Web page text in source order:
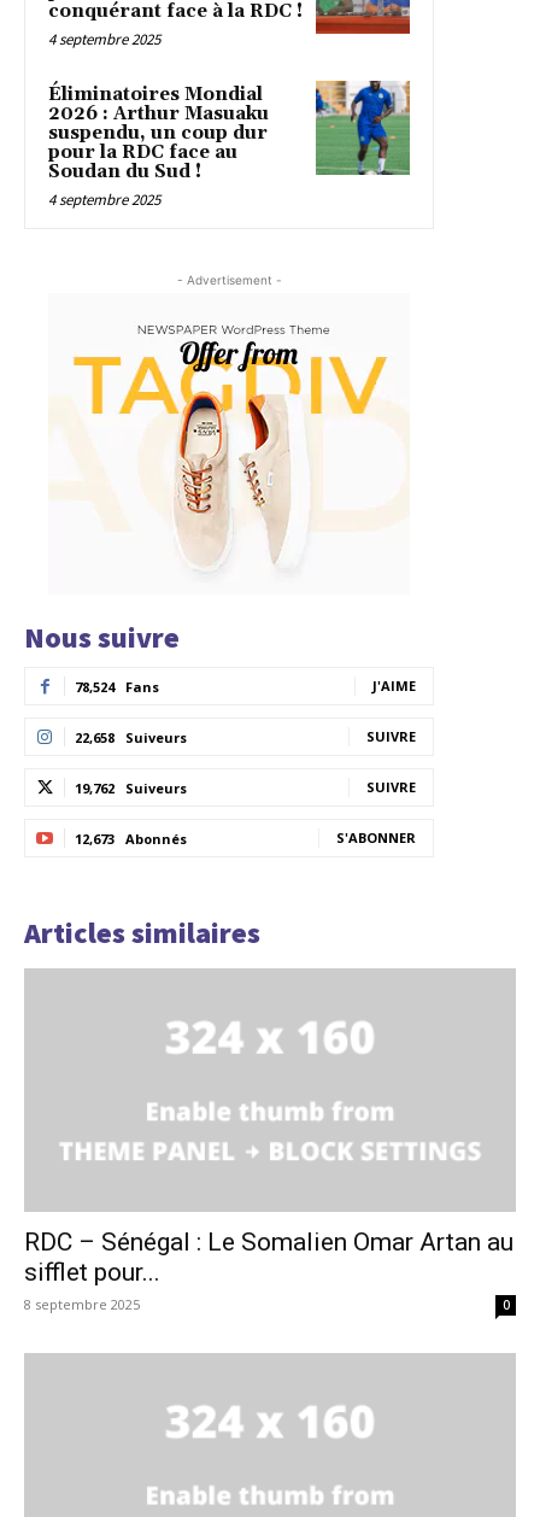
conquérant face à la RDC !
4 septembre 2025
Éliminatoires Mondial
2026 : Arthur Masuaku
suspendu, un coup dur
pour la RDC face au
Soudan du Sud !
4 septembre 2025
- Advertisement -
Nous suivre
78,524 Fans J'AIME
22,658 Suiveurs SUIVRE
19,762 Suiveurs SUIVRE
12,673 Abonnés S'ABONNER
Articles similaires
RDC – Sénégal : Le Somalien Omar Artan au
sifflet pour...
8 septembre 2025 0